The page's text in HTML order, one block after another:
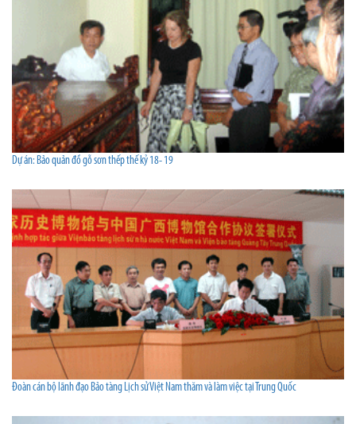
Dự án: Bảo quản đồ gỗ sơn thếp thế kỷ 18- 19
Đoàn cán bộ lãnh đạo Bảo tàng Lịch sử Việt Nam thăm và làm việc tại Trung Quốc